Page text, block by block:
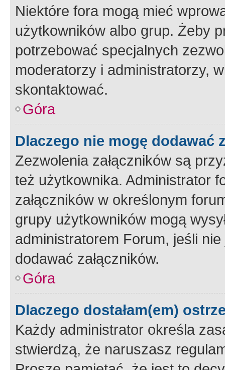
Niektóre fora mogą mieć
użytkowników albo grup. Żeby
potrzebować specjalnych
moderatorzy i administratorzy,
skontaktować.
Góra
Dlaczego nie mogę dodawać
Zezwolenia załączników są
też użytkownika. Administrator
załączników w określonym
grupy użytkowników mogą
administratorem Forum, jeśli
dodawać załączników.
Góra
Dlaczego dostałam(em)
Każdy administrator określa
stwierdzą, że naruszasz